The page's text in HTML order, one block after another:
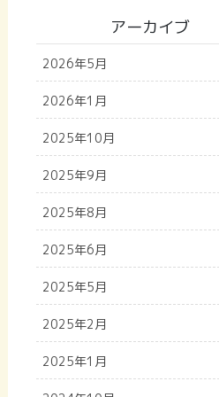
アーカイブ
2026年5月
2026年1月
2025年10月
2025年9月
2025年8月
2025年6月
2025年5月
2025年2月
2025年1月